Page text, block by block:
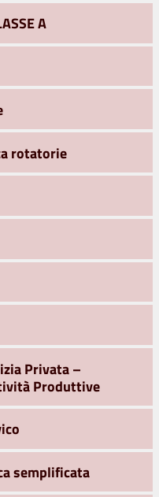
A
rotatorie
Privata –
Produttive
semplificata